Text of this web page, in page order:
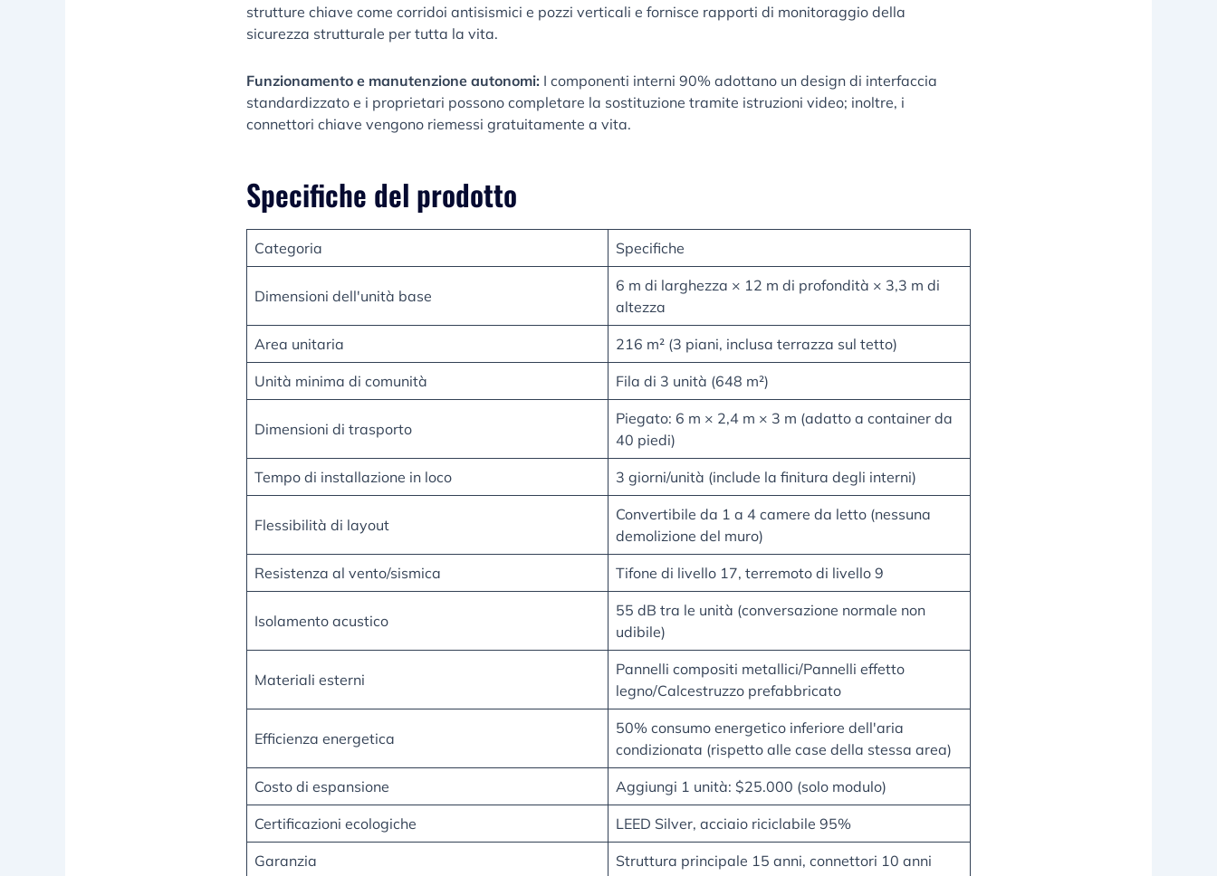
strutture chiave come corridoi antisismici e pozzi verticali e fornisce rapporti di monitoraggio della
sicurezza strutturale per tutta la vita.
Funzionamento e manutenzione autonomi: I componenti interni 90% adottano un design di interfaccia
standardizzato e i proprietari possono completare la sostituzione tramite istruzioni video; inoltre, i
connettori chiave vengono riemessi gratuitamente a vita.
Specifiche del prodotto
Categoria Specifiche
Dimensioni dell'unità base
6 m di larghezza × 12 m di profondità × 3,3 m di
altezza
Area unitaria 216 m² (3 piani, inclusa terrazza sul tetto)
Unità minima di comunità Fila di 3 unità (648 m²)
Dimensioni di trasporto
Piegato: 6 m × 2,4 m × 3 m (adatto a container da
40 piedi)
Tempo di installazione in loco 3 giorni/unità (include la finitura degli interni)
Flessibilità di layout
Convertibile da 1 a 4 camere da letto (nessuna
demolizione del muro)
Resistenza al vento/sismica Tifone di livello 17, terremoto di livello 9
Isolamento acustico
55 dB tra le unità (conversazione normale non
udibile)
Materiali esterni
Pannelli compositi metallici/Pannelli effetto
legno/Calcestruzzo prefabbricato
Efficienza energetica
50% consumo energetico inferiore dell'aria
condizionata (rispetto alle case della stessa area)
Costo di espansione Aggiungi 1 unità: $25.000 (solo modulo)
Certificazioni ecologiche LEED Silver, acciaio riciclabile 95%
Garanzia Struttura principale 15 anni, connettori 10 anni